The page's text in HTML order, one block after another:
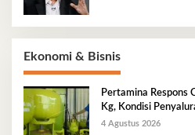
Ekonomi & Bisnis
Pertamina Respons
Kg, Kondisi
Berlangsung Kondusif
4 Agustus 2026